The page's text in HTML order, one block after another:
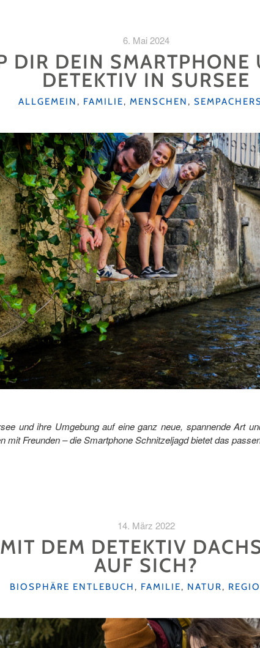
6. Mai 2024
DIR DEIN SMARTPHONE
DETEKTIV IN SURSEE
KATEGORIEN
ALLGEMEIN, FAMILIE, MENSCHEN,
und ihre Umgebung auf eine ganz neue, spannende Art
mit Freunden – die Smartphone Schnitzeljagd bietet das
14. März 2022
DEM DETEKTIV
AUF SICH?
KATEGORIEN
BIOSPHÄRE ENTLEBUCH, FAMILIE, NATUR,